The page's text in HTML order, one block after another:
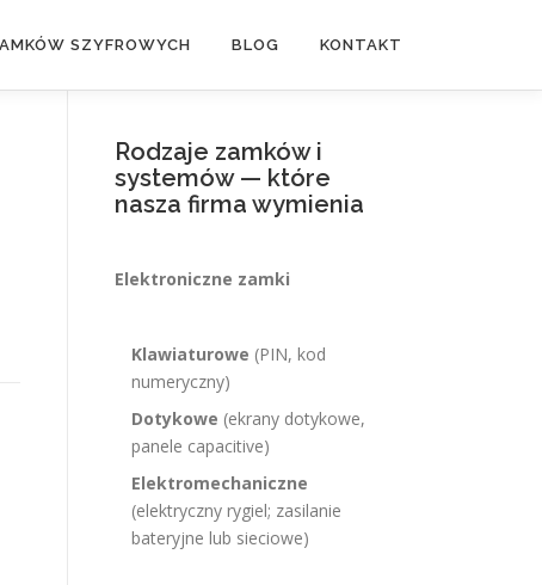
SZYFROWYCH BLOG KONTAKT
Rodzaje zamków i
systemów — które
nasza firma wymienia
Elektroniczne zamki
Klawiaturowe (PIN, kod
numeryczny)
Dotykowe (ekrany dotykowe,
panele capacitive)
Elektromechaniczne
(elektryczny rygiel; zasilanie
bateryjne lub sieciowe)